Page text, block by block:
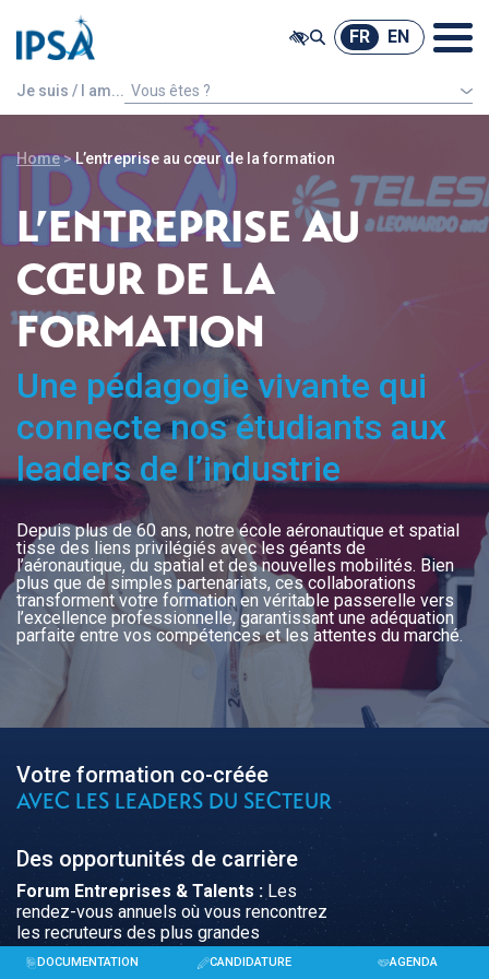
@ -0,0 +1,7 @@
FR EN
Je suis / I am... Vous êtes ?
Un étudiant étranger
DOCUMENTATION CANDIDATURE AGENDA
Home>L’entreprise au cœur de la formation
L’ENTREPRISE AU
CŒUR DE LA
FORMATION
Une pédagogie vivante qui
connecte nos étudiants aux
leaders de l’industrie
Depuis plus de 60 ans, notre école aéronautique et spatial
tisse des liens privilégiés avec les géants de
l’aéronautique, du spatial et des nouvelles mobilités. Bien
plus que de simples partenariats, ces collaborations
transforment votre formation en véritable passerelle vers
l’excellence professionnelle, garantissant une adéquation
parfaite entre vos compétences et les attentes du marché.
Votre formation co-créée
AVEC LES LEADERS DU SECTEUR
Des opportunités de carrière
Forum Entreprises & Talents : Les
rendez-vous annuels où vous rencontrez
les recruteurs des plus grandes
entreprises. Stages, alternances et
premiers emplois se dessinent lors de ces